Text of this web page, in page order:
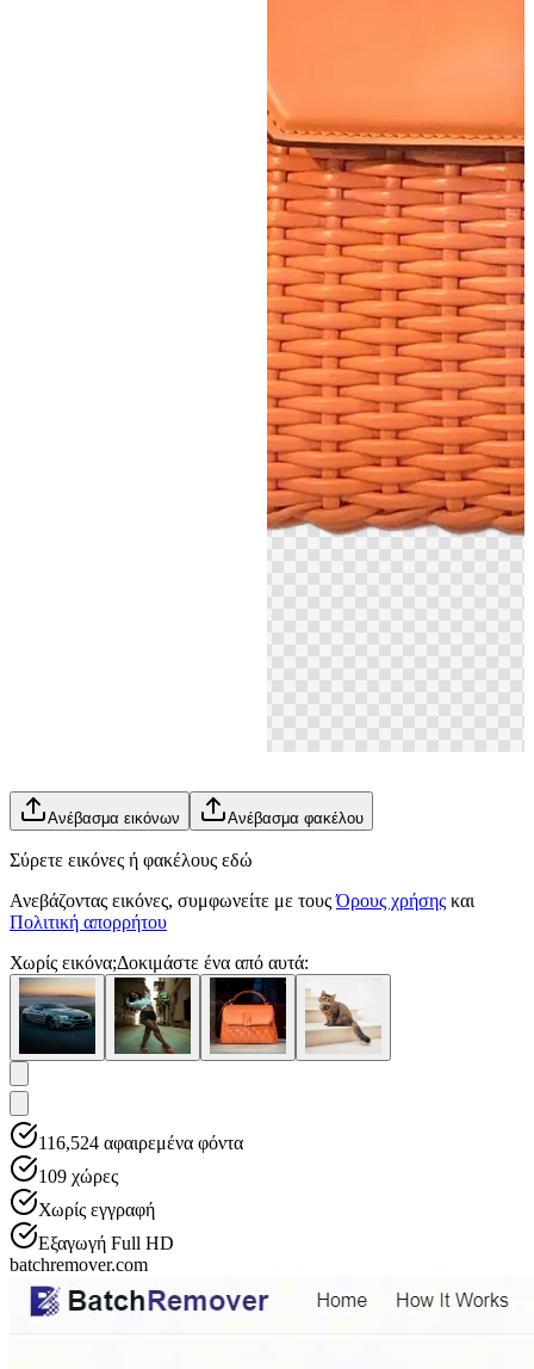
Ανέβασμα εικόνων Ανέβασμα φακέλου
Σύρετε εικόνες ή φακέλους εδώ
Ανεβάζοντας εικόνες, συμφωνείτε με τους Όρους χρήσης και
Πολιτική απορρήτου
Χωρίς εικόνα;Δοκιμάστε ένα από αυτά:
116,524 αφαιρεμένα φόντα
109 χώρες
Χωρίς εγγραφή
Εξαγωγή Full HD
batchremover.com